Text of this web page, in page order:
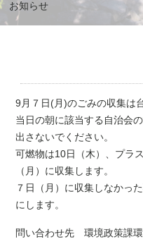
お知らせ
9月７日(月)のごみの収集は
当日の朝に該当する自治会
出さないでください。
可燃物は10日（木）、プラ
（月）に収集します。
７日（月）に収集しなかっ
にします。
問い合わせ先 環境政策課